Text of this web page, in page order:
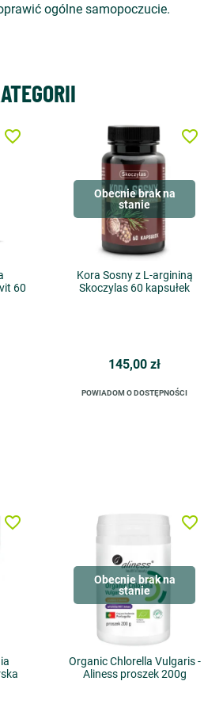
ogólne samopoczucie.
60
favorite_border
Obecnie brak na
stanie
Kora Sosny z L-argininą
Skoczylas 60 kapsułek
145,00 zł
POWIADOM O DOSTĘPNOŚCI
favorite_border
favorite_border
Obecnie brak na
stanie
Organic Chlorella Vulgaris -
Aliness proszek 200g
favorite_border